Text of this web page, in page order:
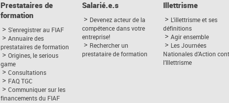
Prestataires de
formation
S'enregistrer au FIAF
Annuaire des
prestataires de formation
Origines, le serious
game
Consultations
FAQ TGC
Communiquer sur les
financements du FIAF
Salarié.e.s
Devenez acteur de la
compétence dans votre
entreprise!
Rechercher un
prestataire de formation
Illettrisme
L’illettrisme et ses
définitions
Agir ensemble
Les Journées
Nationales d’Action
l’Illettrisme